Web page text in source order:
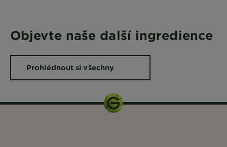
Objevte naše další ingredience
Prohlédnout si všechny